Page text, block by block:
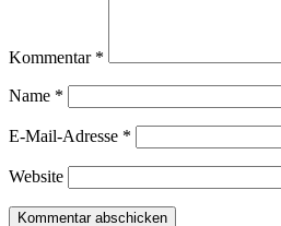
Kommentar *
Name *
E-Mail-Adresse *
Website